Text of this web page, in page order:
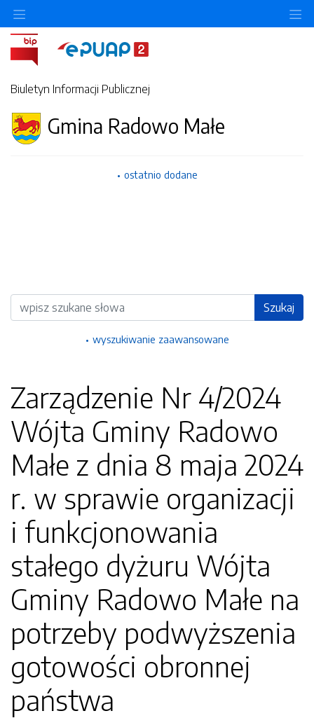
Biuletyn Informacji Publicznej
Gmina Radowo Małe
ostatnio dodane
Wyszukiwarka Szukaj
wyszukiwanie zaawansowane
Zarządzenie Nr 4/2024
Wójta Gminy Radowo
Małe z dnia 8 maja 2024
r. w sprawie organizacji
i funkcjonowania
stałego dyżuru Wójta
Gminy Radowo Małe na
potrzeby podwyższenia
gotowości obronnej
państwa